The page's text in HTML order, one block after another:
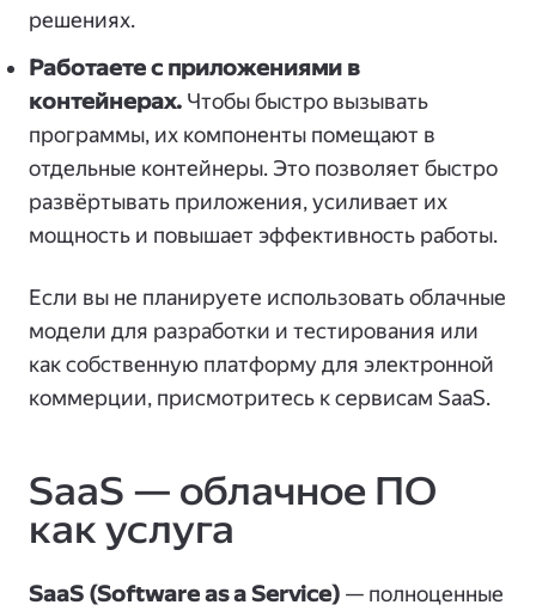
решениях.
Работаете с приложениями в
контейнерах. Чтобы быстро вызывать
программы, их компоненты помещают в
отдельные контейнеры. Это позволяет быстро
развёртывать приложения, усиливает их
мощность и повышает эффективность работы.
Если вы не планируете использовать облачные
модели для разработки и тестирования или
как собственную платформу для электронной
коммерции, присмотритесь к сервисам SaaS.
SaaS — облачное ПО
как услуга
SaaS (Software as a Service) — полноценные